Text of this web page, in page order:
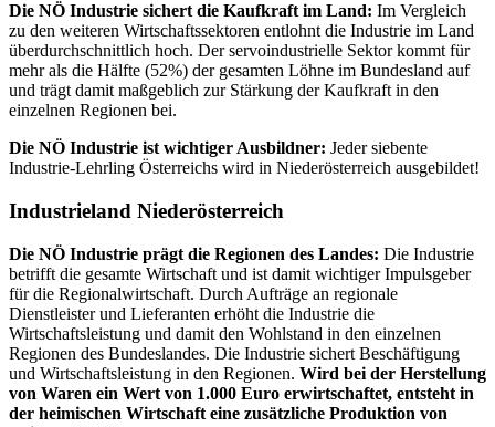
Die NÖ Industrie sichert die Kaufkraft im Land: Im Vergleich
zu den weiteren Wirtschaftssektoren entlohnt die Industrie im Land
überdurchschnittlich hoch. Der servoindustrielle Sektor kommt für
mehr als die Hälfte (52%) der gesamten Löhne im Bundesland auf
und trägt damit maßgeblich zur Stärkung der Kaufkraft in den
einzelnen Regionen bei.
Die NÖ Industrie ist wichtiger Ausbildner: Jeder siebente
Industrie-Lehrling Österreichs wird in Niederösterreich ausgebildet!
Industrieland Niederösterreich
Die NÖ Industrie prägt die Regionen des Landes: Die Industrie
betrifft die gesamte Wirtschaft und ist damit wichtiger Impulsgeber
für die Regionalwirtschaft. Durch Aufträge an regionale
Dienstleister und Lieferanten erhöht die Industrie die
Wirtschaftsleistung und damit den Wohlstand in den einzelnen
Regionen des Bundeslandes. Die Industrie sichert Beschäftigung
und Wirtschaftsleistung in den Regionen. Wird bei der Herstellung
von Waren ein Wert von 1.000 Euro erwirtschaftet, entsteht in
der heimischen Wirtschaft eine zusätzliche Produktion von